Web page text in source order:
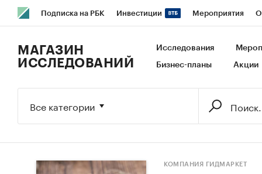
Подписка на РБК Инвестиции Мероприятия
Исследования Кредитные рейтинги Франшизы
МАГАЗИН
ИССЛЕДОВАНИЙ
Исследования
Бизнес-планы Акции
Все категории
КОМПАНИЯ ГИДМАРКЕТ